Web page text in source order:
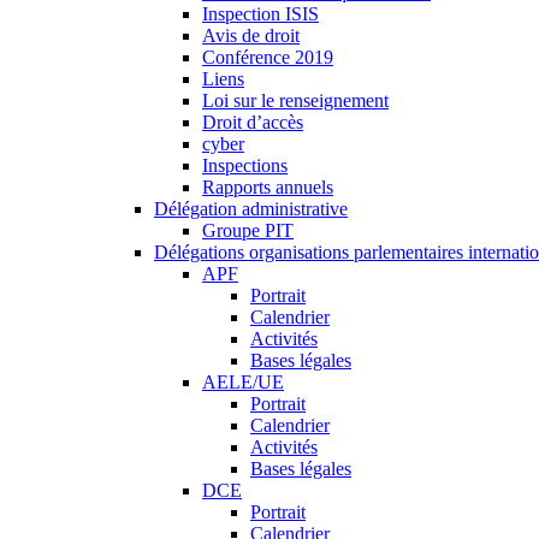
Inspection ISIS
Avis de droit
Conférence 2019
Liens
Loi sur le renseignement
Droit d’accès
cyber
Inspections
Rapports annuels
Délégation administrative
Groupe PIT
Délégations organisations parlementaires
APF
Portrait
Calendrier
Activités
Bases légales
AELE/UE
Portrait
Calendrier
Activités
Bases légales
DCE
Portrait
Calendrier